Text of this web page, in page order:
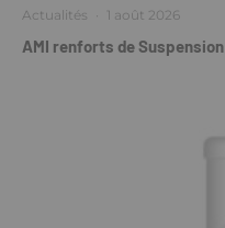
Actualités · 1 août 2026
AMI renforts de Suspension